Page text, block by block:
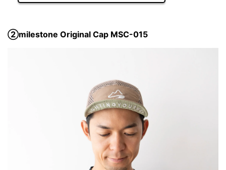
②milestone Original Cap MSC-015